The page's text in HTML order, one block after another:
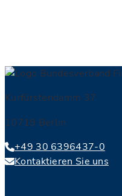
…
Kurfürstendamm 37
10719 Berlin
+49 30 6396437-0
Kontaktieren Sie uns